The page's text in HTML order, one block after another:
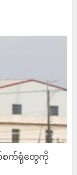
စက်ရုံတွေကို